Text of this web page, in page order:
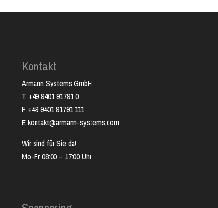
Kontakt
Armann Systems GmbH
T +49 9401 91791 0
F +49 9401 91791 111
E kontakt@armann-systems.com
Wir sind für Sie da!
Mo-Fr 08:00 – 17:00 Uhr